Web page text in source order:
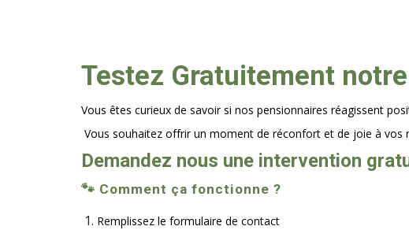
Testez Gratuitement
Vous êtes curieux de savoir si nos pensionnaires réagissent
Vous souhaitez offrir un moment de réconfort et de joie à vos
Demandez nous une intervention
🐾 Comment ça fonctionne ?
Remplissez le formulaire de contact